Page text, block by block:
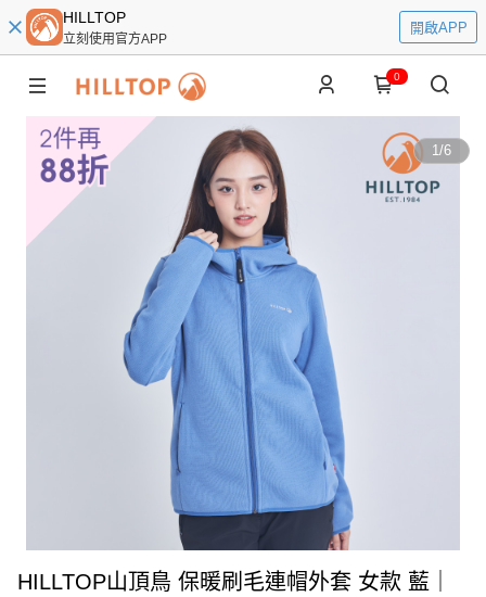
HILLTOP
立刻使用官方APP
開啟APP
0
1/6
HILLTOP山頂鳥 保暖刷毛連帽外套 女款 藍｜